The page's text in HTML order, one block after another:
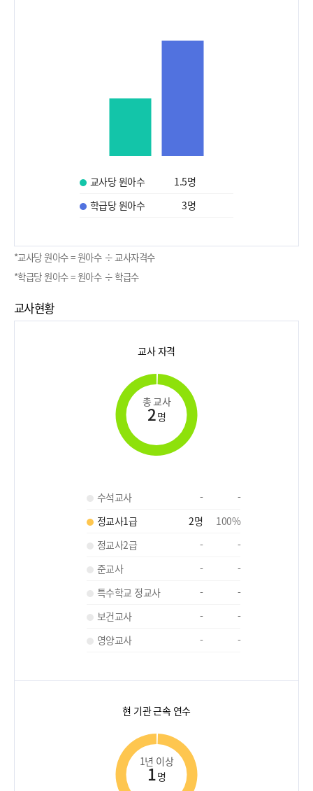
교사당 원아수 1.5명
학급당 원아수
3명
*교사당 원아수 = 원아수 ÷ 교사자격수
*학급당 원아수 = 원아수 ÷ 학급수
교사현황
교사 자격
총 교사
2명
수석교사 -
-
정교사1급
2명 100%
정교사2급
-
-
준교사
-
-
특수학교 정교사
-
-
보건교사
-
-
영양교사
- -
현 기관 근속 연수
1년 이상
1명